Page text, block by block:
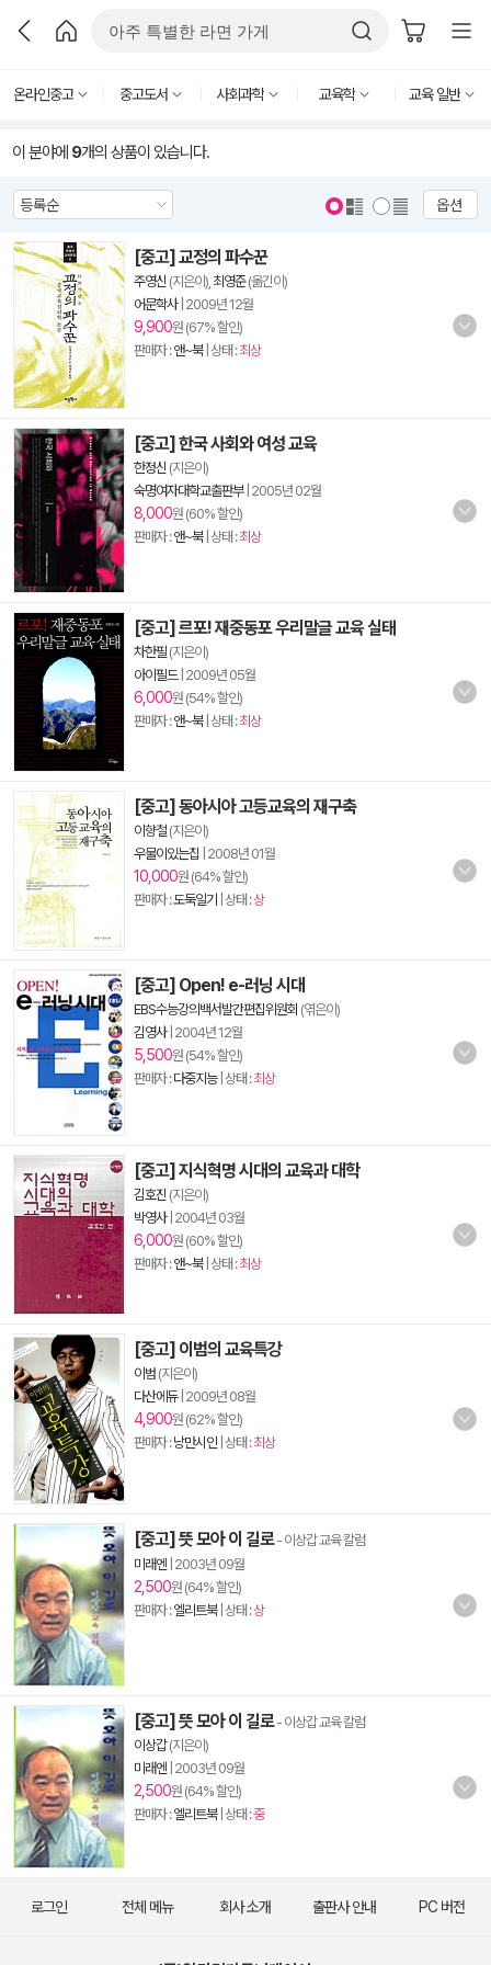
온라인중고 중고도서 사회과학 교육학 교육 일반
이 분야에 9개의 상품이 있습니다.
옵션
[중고] 교정의 파수꾼
주영신 (지은이), 최영준(옮긴이)
어문학사| 2009년 12월
9,900원 (67% 할인)
판매자 :앤~북| 상태 :최상
[중고] 한국 사회와 여성 교육
한정신 (지은이)
숙명여자대학교출판부| 2005년 02월
8,000원 (60% 할인)
판매자 :앤~북| 상태 :최상
[중고] 르포! 재중동포 우리말글 교육 실태
차한필 (지은이)
아이필드| 2009년 05월
6,000원 (54% 할인)
판매자 :앤~북| 상태 :최상
[중고] 동아시아 고등교육의 재구축
이향철 (지은이)
우물이있는집 2008년 01월
10,000원 (64% 할인)
판매자 :도둑일기 | 상태 :상
[중고] Open! e-러닝 시대
EBS수능강의백서발간편집위원회 (엮은이)
김영사| 2004년 12월
5,500원 (54% 할인)
판매자 :다중지능| 상태 :최상
[중고] 지식혁명 시대의 교육과 대학
김호진 (지은이)
박영사| 2004년 03월
6,000원 (60% 할인)
판매자 :앤~북| 상태 :최상
[중고] 이범의 교육특강
이범 (지은이)
다산에듀| 2009년 08월
4,900원 (62% 할인)
판매자 :낭만시인 | 상태 :최상
[중고] 뜻 모아 이 길로- 이상갑 교육 칼럼
미래엔 2003년 09월
2,500원 (64% 할인)
판매자 :엘리트북| 상태 :상
[중고] 뜻 모아 이 길로- 이상갑 교육 칼럼
이상갑(지은이)
미래엔 2003년 09월
2,500원 (64% 할인)
판매자 :엘리트북| 상태 :중
로그인 전체 메뉴 회사 소개 출판사 안내 PC 버전